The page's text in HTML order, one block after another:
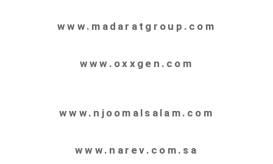
www.madaratgroup.com
www.oxxgen.com
www.njoomalsalam.com
www.narev.com.sa